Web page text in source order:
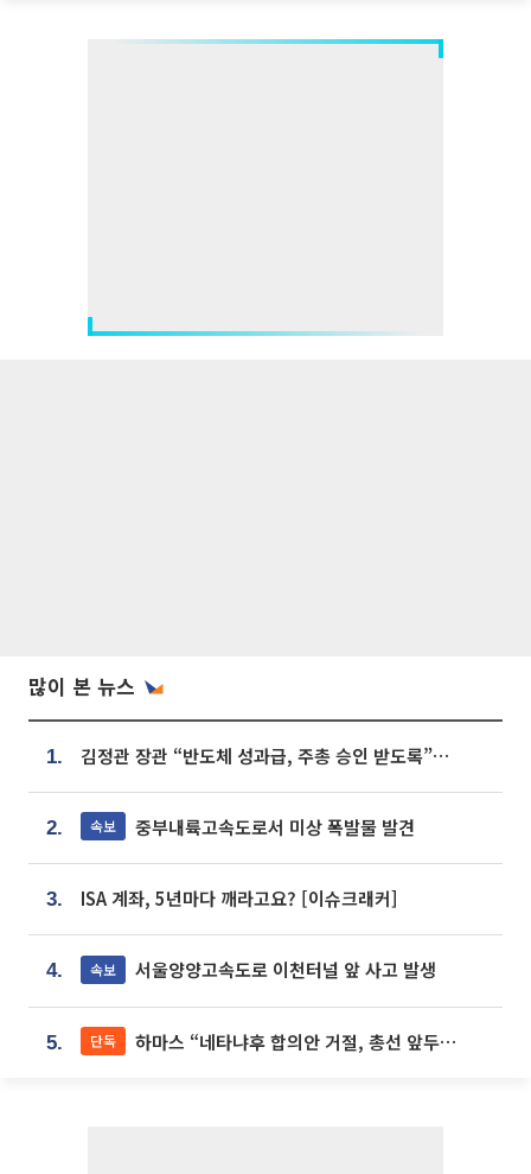
많이 본 뉴스
1. 김정관 장관 “반도체 성과급, 주총 승인 받도록”…상법·자본시장법 개정 시사
2. 속보 중부내륙고속도로서 미상 폭발물 발견
3. ISA 계좌, 5년마다 깨라고요? [이슈크래커]
4. 속보 서울양양고속도로 이천터널 앞 사고 발생
5. 단독 하마스 “네타냐후 합의안 거절, 총선 앞두고 시간 끌기”